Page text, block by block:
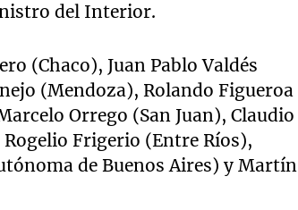
del Interior.
(Chaco), Juan Pablo Valdés
(Mendoza), Rolando Figueroa
Orrego (San Juan), Claudio
Frigerio (Entre Ríos),
de Buenos Aires) y Martín